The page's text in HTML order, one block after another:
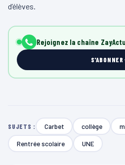
d’élèves.
Rejoignez la chaîne ZayActu
S'ABONNER
SUJETS : Carbet collège
Rentrée scolaire UNE